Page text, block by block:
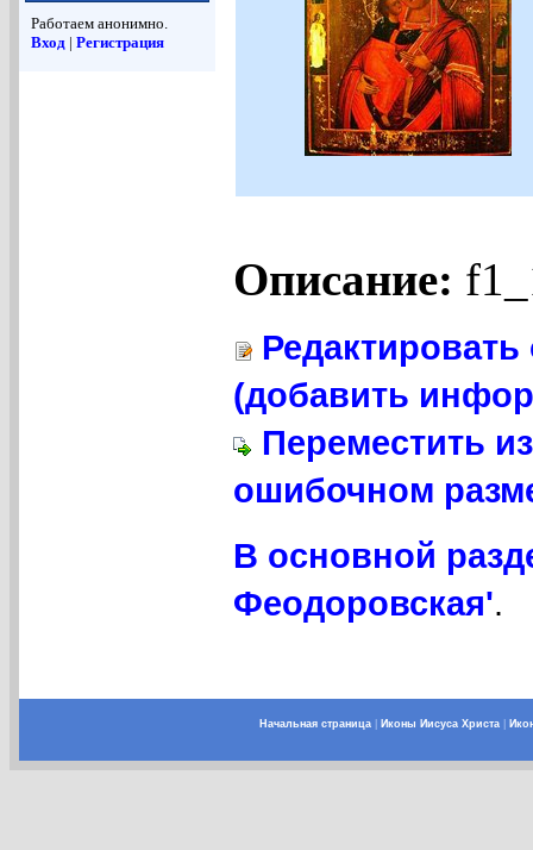
Работаем анонимно.
Вход | Регистрация
Описание:
(добавить
Переместить
ошибочном
В основной
Феодоровская'.
Начальная страница| Иконы Иисуса Христа|